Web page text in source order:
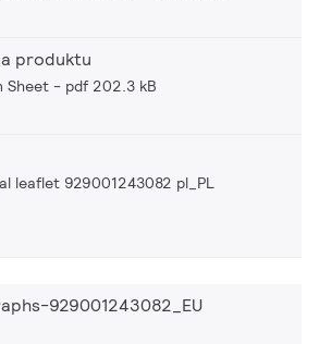
produktu
Sheet pdf 202.3 kB
leaflet 929001243082 pl_PL
929001243082_EU